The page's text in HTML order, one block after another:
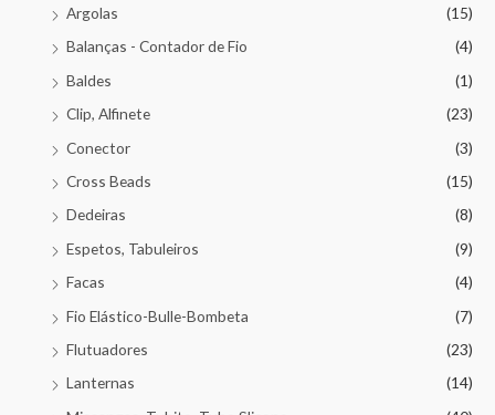
Argolas
(15)
Balanças - Contador de Fio
(4)
Baldes
(1)
Clip, Alfinete
(23)
Conector
(3)
Cross Beads
(15)
Dedeiras
(8)
Espetos, Tabuleiros
(9)
Facas
(4)
Fio Elástico-Bulle-Bombeta
(7)
Flutuadores
(23)
Lanternas
(14)